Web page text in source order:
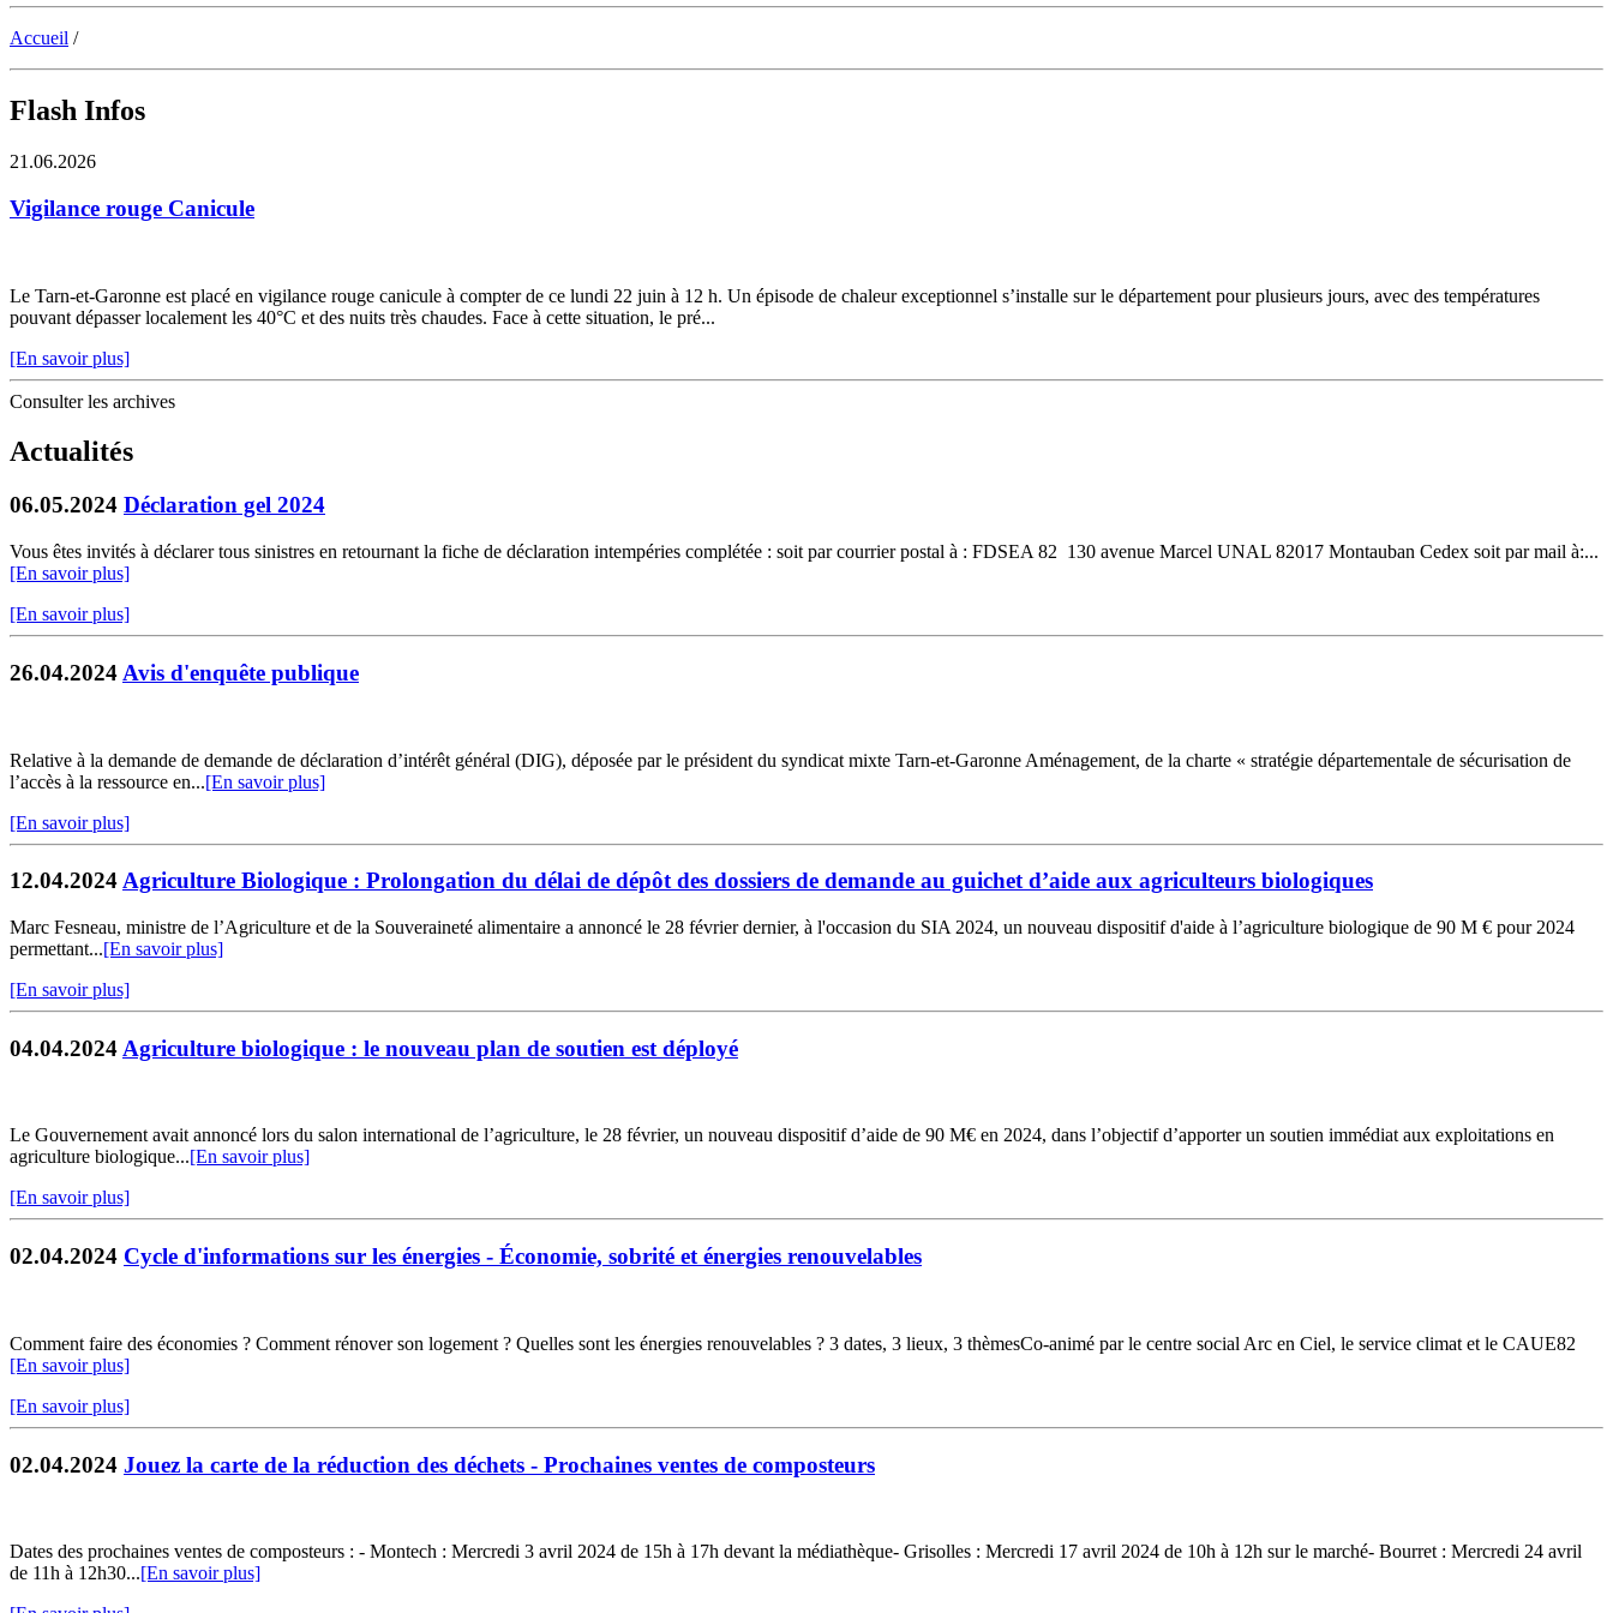
Accueil /
Flash Infos
21.06.2026
Vigilance rouge Canicule
Le Tarn-et-Garonne est placé en vigilance rouge canicule à compter de ce lundi 22 juin à 12 h. Un épisode de chaleur exceptionnel s’installe sur le département pour plusieurs jours, avec des températures
pouvant dépasser localement les 40°C et des nuits très chaudes. Face à cette situation, le pré...
[En savoir plus]
Consulter les archives
Actualités
06.05.2024 Déclaration gel 2024
Vous êtes invités à déclarer tous sinistres en retournant la fiche de déclaration intempéries complétée : soit par courrier postal à : FDSEA 82 130 avenue Marcel UNAL 82017 Montauban Cedex soit par mail à:...
[En savoir plus]
[En savoir plus]
26.04.2024 Avis d'enquête publique
Relative à la demande de demande de déclaration d’intérêt général (DIG), déposée par le président du syndicat mixte Tarn-et-Garonne Aménagement, de la charte « stratégie départementale de sécurisation de
l’accès à la ressource en...[En savoir plus]
[En savoir plus]
12.04.2024Agriculture Biologique : Prolongation du délai de dépôt des dossiers de demande au guichet d’aide aux agriculteurs biologiques
Marc Fesneau, ministre de l’Agriculture et de la Souveraineté alimentaire a annoncé le 28 février dernier, à l'occasion du SIA 2024, un nouveau dispositif d'aide à l’agriculture biologique de 90 M € pour 2024
permettant...[En savoir plus]
[En savoir plus]
04.04.2024 Agriculture biologique : le nouveau plan de soutien est déployé
Le Gouvernement avait annoncé lors du salon international de l’agriculture, le 28 février, un nouveau dispositif d’aide de 90 M€ en 2024, dans l’objectif d’apporter un soutien immédiat aux exploitations en
agriculture biologique...[En savoir plus]
[En savoir plus]
02.04.2024 Cycle d'informations sur les énergies - Économie, sobrité et énergies renouvelables
Comment faire des économies ? Comment rénover son logement ? Quelles sont les énergies renouvelables ? 3 dates, 3 lieux, 3 thèmesCo-animé par le centre social Arc en Ciel, le service climat et le CAUE82
[En savoir plus]
[En savoir plus]
02.04.2024 Jouez la carte de la réduction des déchets - Prochaines ventes de composteurs
Dates des prochaines ventes de composteurs : - Montech : Mercredi 3 avril 2024 de 15h à 17h devant la médiathèque- Grisolles : Mercredi 17 avril 2024 de 10h à 12h sur le marché- Bourret : Mercredi 24 avril
de 11h à 12h30...[En savoir plus]